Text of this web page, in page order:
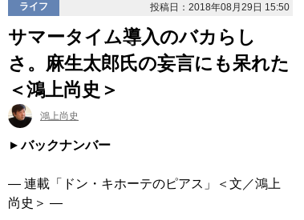
ライフ 投稿日：2018年08月29日 15:50
サマータイム導入のバカらし
さ。麻生太郎氏の妄言にも呆れた
＜鴻上尚史＞
鴻上尚史
バックナンバー
― 連載「ドン・キホーテのピアス」＜文／鴻上
尚史＞ ―